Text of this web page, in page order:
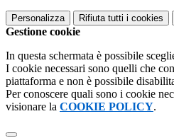
Personalizza Rifiuta tutti i cookies
Gestione cookie
In questa schermata è possibile
I cookie necessari sono quelli che
piattaforma e non è possibile
Per conoscere quali sono i cookie
visionare la COOKIE POLICY.